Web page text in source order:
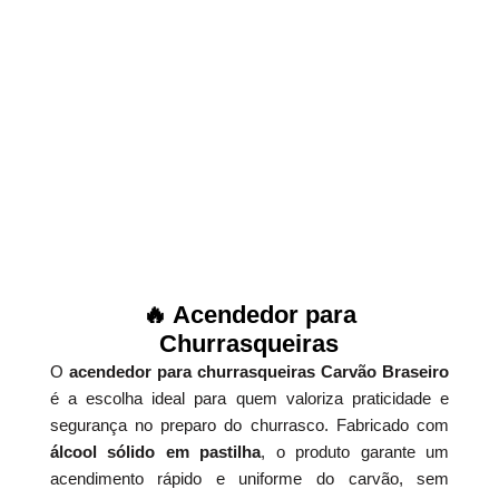
🔥 Acendedor para
Churrasqueiras
O acendedor para churrasqueiras Carvão Braseiro
é a escolha ideal para quem valoriza praticidade e
segurança no preparo do churrasco. Fabricado com
álcool sólido em pastilha, o produto garante um
acendimento rápido e uniforme do carvão, sem